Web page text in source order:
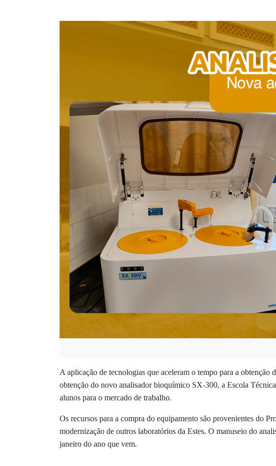
A aplicação de tecnologias que aceleram o tempo para a
obtenção do novo analisador bioquímico SX-300, a Escola
alunos para o mercado de trabalho.
Os recursos para a compra do equipamento são provenientes do
modernização de outros laboratórios da Estes. O manuseio do
janeiro do ano que vem.